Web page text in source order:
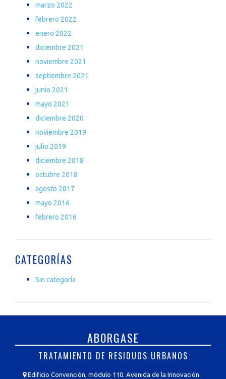
marzo 2022
febrero 2022
enero 2022
diciembre 2021
noviembre 2021
septiembre 2021
junio 2021
mayo 2021
diciembre 2020
noviembre 2019
julio 2019
diciembre 2018
octubre 2018
agosto 2017
mayo 2016
febrero 2016
CATEGORÍAS
Sin categoría
ABORGASE
TRATAMIENTO DE RESIDUOS URBANOS
Edificio Convención, módulo 110. Avenida de la Innovación